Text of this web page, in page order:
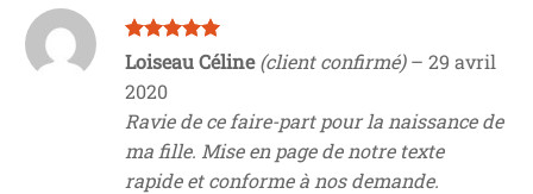
Note5sur
5
Loiseau Céline(client confirmé) – 29 avril
2020
Ravie de ce faire-part pour la naissance de
ma fille. Mise en page de notre texte
rapide et conforme à nos demande.